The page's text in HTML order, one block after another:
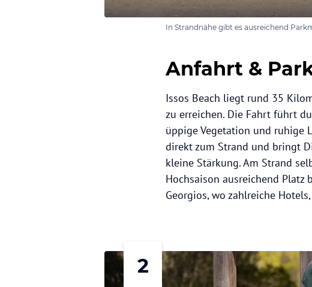
In Strandnähe gibt es ausreichend
Anfahrt &
Issos Beach liegt rund 35
zu erreichen. Die Fahrt führt
üppige Vegetation und ruhige
direkt zum Strand und bringt
kleine Stärkung. Am Strand
Hochsaison ausreichend
Georgios, wo zahlreiche
2